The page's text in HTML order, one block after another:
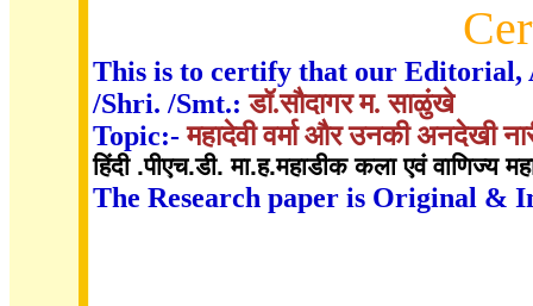
This is to certify that our Editorial,
/Shri. /Smt.:डॉ.सौदागर म. साळुंखे
Topic:-महादेवी वर्मा और उनकी अनदेखी
हिंदी .पीएच.डी. मा.ह.महाडीक कला एवं वाणिज्य
The Research paper is Original &